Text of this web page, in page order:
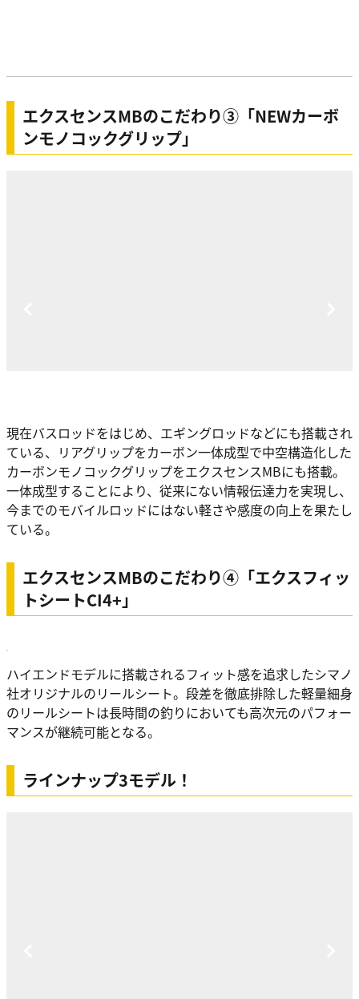
エクスセンスMBのこだわり③「NEWカーボ
ンモノコックグリップ」
現在バスロッドをはじめ、エギングロッドなどにも搭載され
ている、リアグリップをカーボン一体成型で中空構造化した
カーボンモノコックグリップをエクスセンスMBにも搭載。
一体成型することにより、従来にない情報伝達力を実現し、
今までのモバイルロッドにはない軽さや感度の向上を果たし
ている。
エクスセンスMBのこだわり④「エクスフィッ
トシートCI4+」
ハイエンドモデルに搭載されるフィット感を追求したシマノ
社オリジナルのリールシート。段差を徹底排除した軽量細身
のリールシートは長時間の釣りにおいても高次元のパフォー
マンスが継続可能となる。
ラインナップ3モデル！